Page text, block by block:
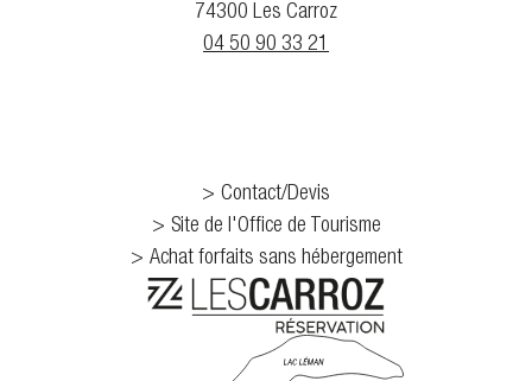
74300 Les Carroz
04 50 90 33 21
Contact/Devis
Site de l'Office de Tourisme
Achat forfaits sans hébergement